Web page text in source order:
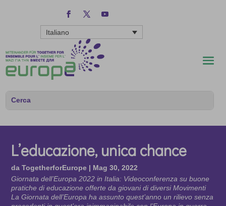
Italiano
L’educazione, unica chance
daTogetherforEurope | Mag 30, 2022
Giornata dell’Europa 2022 in Italia: Videoconferenza su buone
pratiche di educazione offerte da giovani di diversi Movimenti
La Giornata dell’Europa ha assunto quest’anno un rilievo senza